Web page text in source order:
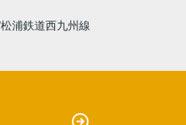
松浦鉄道西九州線